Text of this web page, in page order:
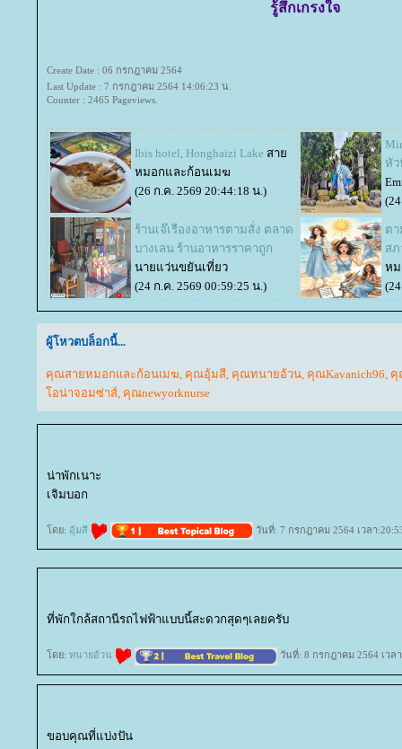
รู้สึกเกรงใจ
Create Date : 06 กรกฎาคม 2564
Last Update : 7 กรกฎาคม 2564 14:06:23 น.
Counter : 2465 Pageviews.
Ibis hotel, Honghaizi Lake สา
หมอกและก้อนเมฆ
(26 ก.ค. 2569 20:44:18 น.)
หัว
ร้านเจ๊เรืองอาหารตามสั่ง ตลาด
บางเลน ร้านอาหารราคาถูก
นายแว่นขยันเที่ยว
(24 ก.ค. 2569 00:59:25 น.)
ต
ส
หม
ผู้โหวตบล็อกนี้...
คุณสายหมอกและก้อนเมฆ, คุณอุ้มสี, คุณทนายอ้วน, คุณKavanich96, คุ
อน่าจอมซ่าส์, คุณnewyorknurse
น่าพักเนาะ
เจิมบอก
ดย: อุ้มสี วันที่: 7 กรกฎาคม 2564 เวลา
ที่พักใกล้สถานีรถไฟฟ้าแบบนี้สะดวกสุดๆเลยครับ
ดย: ทนายอ้วน วันที่: 8 กรกฎาคม 2564 เวล
ขอบคุณที่แบ่งปัน